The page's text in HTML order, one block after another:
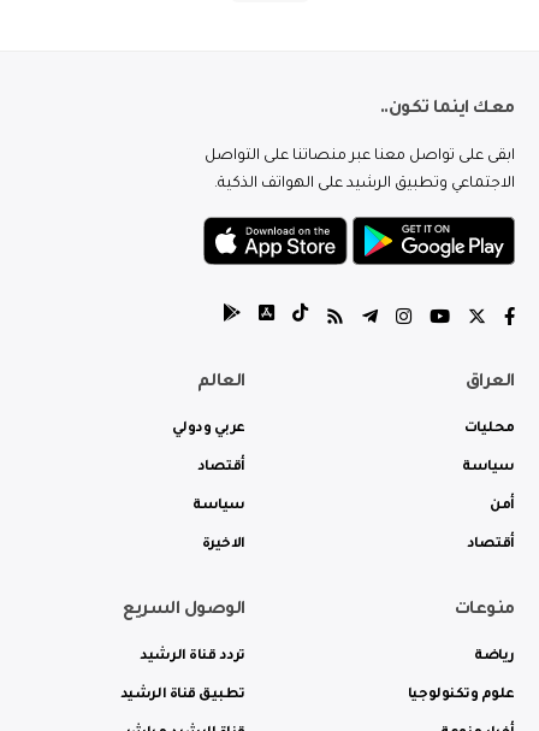
معك اينما تكون..
ابقى على تواصل معنا عبر منصاتنا على التواصل
الاجتماعي وتطبيق الرشيد على الهواتف الذكية.
العراق
محليات
سياسة
أمن
أقتصاد
العالم
عربي ودولي
أقتصاد
سياسة
الاخيرة
منوعات
رياضة
علوم وتكنولوجيا
الوصول السريع
تردد قناة الرشيد
تطبيق قناة الرشيد